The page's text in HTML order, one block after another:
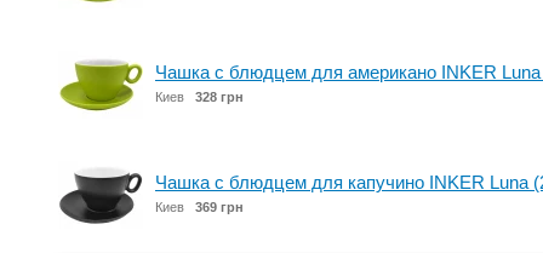
Чашка с блюдцем для американо INKER
Киев 328 грн
Чашка с блюдцем для капучино INKER Luna
Киев 369 грн